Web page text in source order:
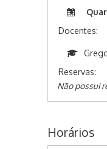
Docentes:
Reservas:
Não possui
Horários